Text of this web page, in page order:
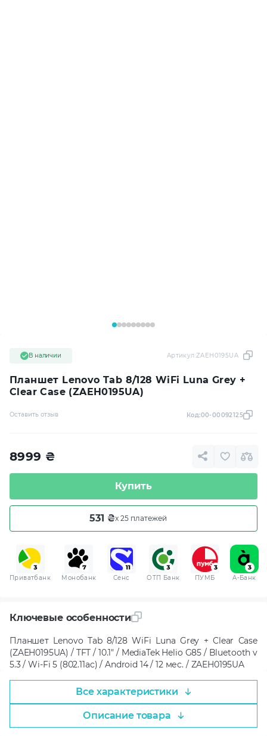
Планшет Lenovo Tab 8/128 WiFi Luna Grey +
Clear Case (ZAEH0195UA)
В наличии Артикул:ZAEH0195UA
Оставить отзыв Код:00-00092125
8999 ₴
Купить
531 ₴x 25 платежей
Приватбанк Монобанк Сенс ОТП Банк ПУМБ A-Банк
Ключевые особенности
Планшет Lenovo Tab 8/128 WiFi Luna Grey + Clear Case
(ZAEH0195UA) / TFT / 10.1" / MediaTek Helio G85 / Bluetooth v
5.3 / Wi-Fi 5 (802.11ac) / Android 14 / 12 мес. / ZAEH0195UA
Все характеристики
Описание товара